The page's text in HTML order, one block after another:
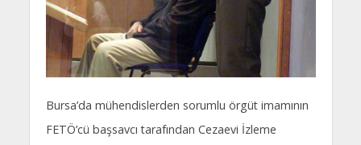
Bursa’da mühendislerden sorumlu örgüt imamının
FETÖ’cü başsavcı tarafından Cezaevi İzleme